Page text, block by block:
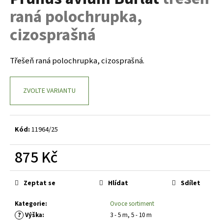
z
hvězdiček.
raná polochrupka,
cizosprašná
Třešeň raná polochrupka, cizosprašná.
ZVOLTE VARIANTU
Kód: 11964/25
875 Kč
Měrná
cena:
Kategorie: Ovoce sortiment
? Výška: 3 - 5 m, 5 - 10 m
Zeptat se Hlídat Sdílet
a
j
í
?
HLEDAT
D
o
o
u